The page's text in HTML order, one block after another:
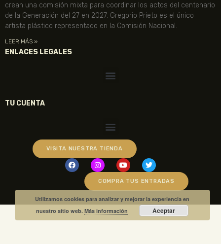
crean una comisión mixta para coordinar los actos del centenario
de la Generación del 27 en 2027. Gregorio Prieto es el único
artista plástico representado en la Comisión Nacional.
LEER MÁS »
ENLACES LEGALES
TU CUENTA
VISITA NUESTRA TIENDA
COMPRA TUS ENTRADAS
Utilizamos cookies para analizar y mejorar la experiencia en
nuestro sitio web.Más información Aceptar